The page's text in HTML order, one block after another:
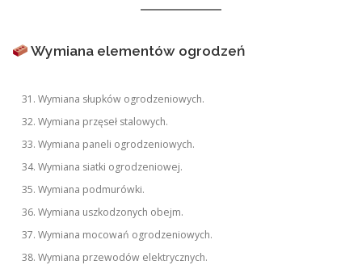
Wymiana elementów ogrodzeń
Wymiana słupków ogrodzeniowych.
Wymiana przęseł stalowych.
Wymiana paneli ogrodzeniowych.
Wymiana siatki ogrodzeniowej.
Wymiana podmurówki.
Wymiana uszkodzonych obejm.
Wymiana mocowań ogrodzeniowych.
Wymiana przewodów elektrycznych.